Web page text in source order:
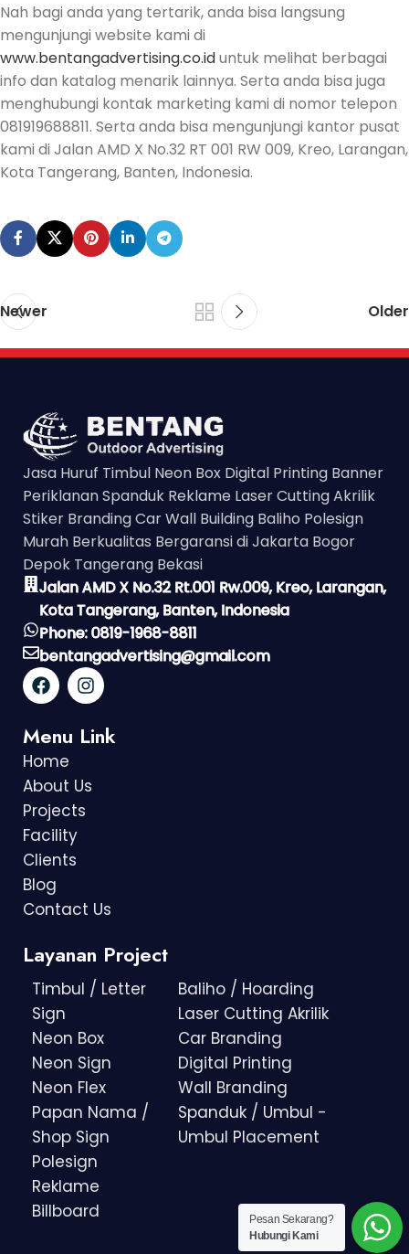
Nah bagi anda yang tertarik, anda bisa langsung
mengunjungi website kami di
www.bentangadvertising.co.iduntuk melihat berbagai
info dan katalog menarik lainnya. Serta anda bisa juga
menghubungi kontak marketing kami di nomor telepon
081919688811. Serta anda bisa mengunjungi kantor pusat
kami di Jalan AMD X No.32 RT 001 RW 009, Kreo, Larangan,
Kota Tangerang, Banten, Indonesia.
Newer Older
Jasa Huruf Timbul Neon Box Digital Printing Banner
Periklanan Spanduk Reklame Laser Cutting Akrilik
Stiker Branding Car Wall Building Baliho Polesign
Murah Berkualitas Bergaransi di Jakarta Bogor
Depok Tangerang Bekasi
Jalan AMD X No.32 Rt.001 Rw.009, Kreo, Larangan,
Kota Tangerang, Banten, Indonesia
Phone: 0819-1968-8811
bentangadvertising@gmail.com
Menu Link
Home
About Us
Projects
Facility
Clients
Blog
Contact Us
Layanan Project
Timbul / Letter
Sign
Neon Box
Neon Sign
Neon Flex
Papan Nama /
Shop Sign
Polesign
Reklame
Billboard
Baliho / Hoarding
Laser Cutting Akrilik
Car Branding
Digital Printing
Wall Branding
Spanduk / Umbul -
Umbul Placement
Pesan Sekarang?
Hubungi Kami